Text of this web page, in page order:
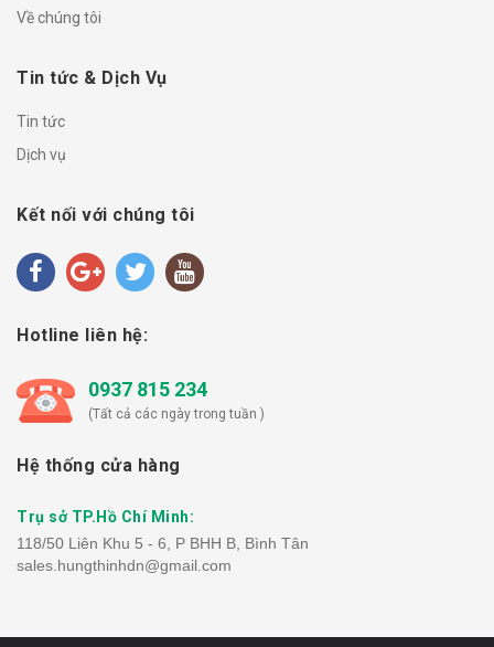
Về chúng tôi
Tin tức & Dịch Vụ
Tin tức
Dịch vụ
Kết nối với chúng tôi
Hotline liên hệ:
0937 815 234
(Tất cả các ngày trong tuần )
Hệ thống cửa hàng
Trụ sở TP.Hồ Chí Minh:
118/50 Liên Khu 5 - 6, P BHH B, Bình Tân
sales.hungthinhdn@gmail.com